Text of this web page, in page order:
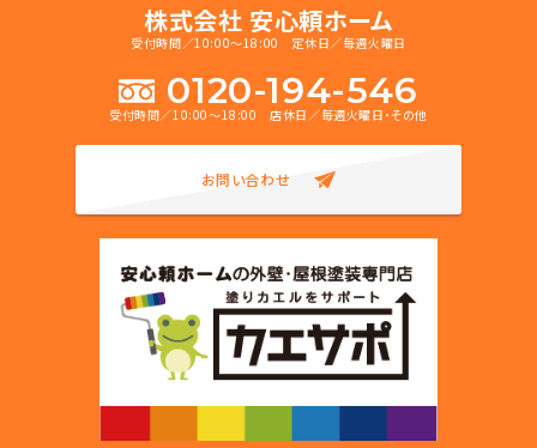
株式会社 安心頼ホーム
受付時間／10:00～18:00 定休日／毎週火曜日
0120-194-546
受付時間／10:00～18:00 店休日／毎週火曜日・その他
お問い合わせ